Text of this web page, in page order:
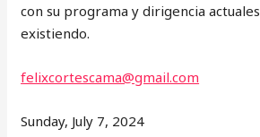
con su programa y dirigencia
existiendo.
felixcortescama@gmail.com
Sunday, July 7, 2024